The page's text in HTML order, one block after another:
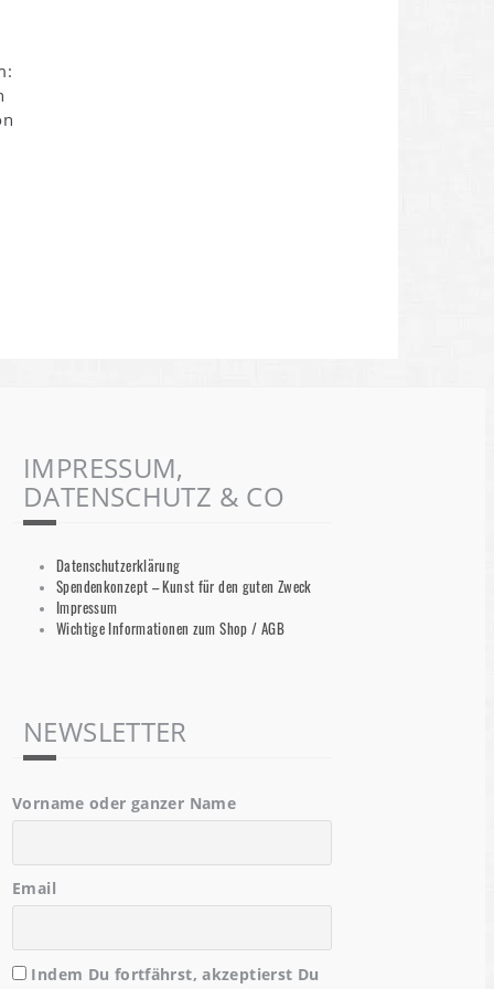
IMPRESSUM,
DATENSCHUTZ & CO
Datenschutzerklärung
Spendenkonzept – Kunst für den guten Zweck
Impressum
Wichtige Informationen zum Shop / AGB
NEWSLETTER
Vorname oder ganzer Name
Email
Indem Du fortfährst, akzeptierst Du